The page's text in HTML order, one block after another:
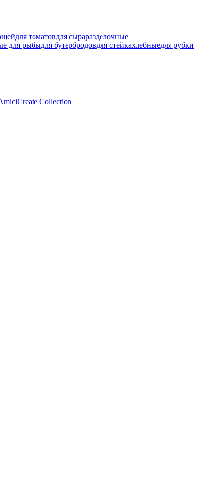
для томатовдля сыраразделочные
для рыбыдля бутербродовдля стейкахлебныедля рубки
Create Collection